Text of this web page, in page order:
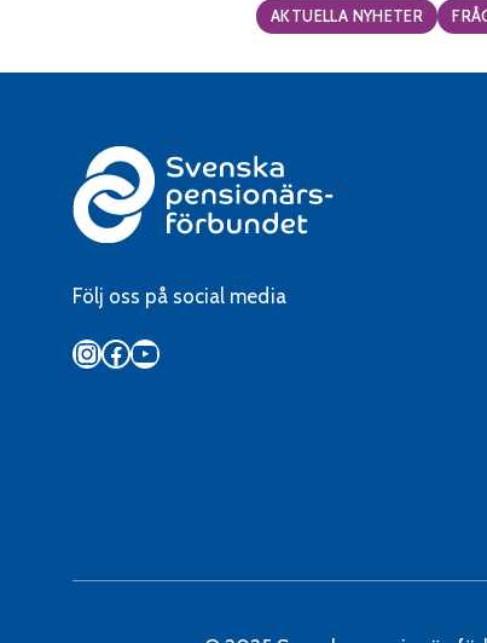
AKTUELLA NYHETER
Följ oss på social media
Instagram
Facebook
YouTube